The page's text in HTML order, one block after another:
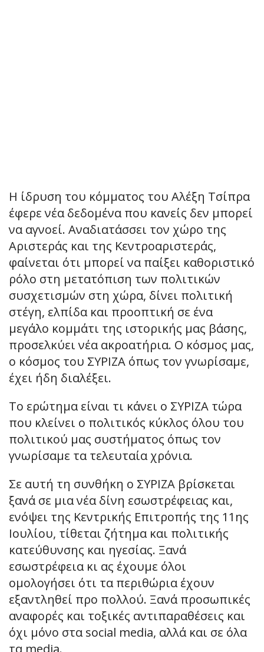
Η ίδρυση του κόμματος του Αλέξη Τσίπρα
έφερε νέα δεδομένα που κανείς δεν μπορεί
να αγνοεί. Αναδιατάσσει τον χώρο της
Αριστεράς και της Κεντροαριστεράς,
φαίνεται ότι μπορεί να παίξει καθοριστικό
ρόλο στη μετατόπιση των πολιτικών
συσχετισμών στη χώρα, δίνει πολιτική
στέγη, ελπίδα και προοπτική σε ένα
μεγάλο κομμάτι της ιστορικής μας βάσης,
προσελκύει νέα ακροατήρια. Ο κόσμος μας,
ο κόσμος του ΣΥΡΙΖΑ όπως τον γνωρίσαμε,
έχει ήδη διαλέξει.
Το ερώτημα είναι τι κάνει ο ΣΥΡΙΖΑ τώρα
που κλείνει ο πολιτικός κύκλος όλου του
πολιτικού μας συστήματος όπως τον
γνωρίσαμε τα τελευταία χρόνια.
Σε αυτή τη συνθήκη ο ΣΥΡΙΖΑ βρίσκεται
ξανά σε μια νέα δίνη εσωστρέφειας και,
ενόψει της Κεντρικής Επιτροπής της 11ης
Ιουλίου, τίθεται ζήτημα και πολιτικής
κατεύθυνσης και ηγεσίας. Ξανά
εσωστρέφεια κι ας έχουμε όλοι
ομολογήσει ότι τα περιθώρια έχουν
εξαντληθεί προ πολλού. Ξανά προσωπικές
αναφορές και τοξικές αντιπαραθέσεις και
όχι μόνο στα social media, αλλά και σε όλα
τα media.